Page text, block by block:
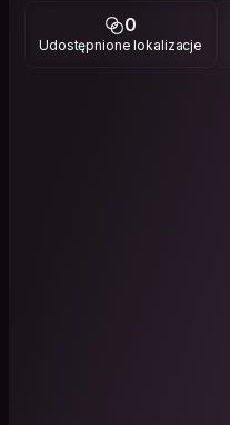
0
Udostępnione lokalizacje